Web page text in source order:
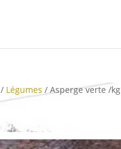
/ Légumes / Asperge verte /kg